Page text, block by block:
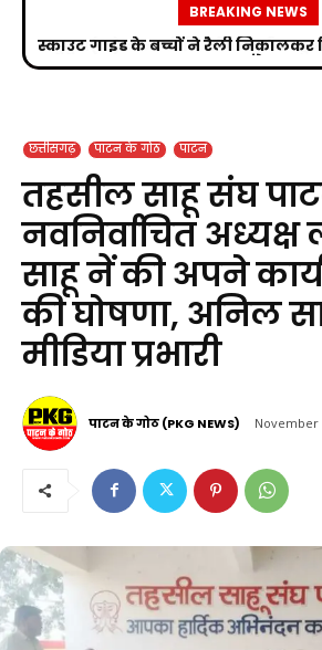
BREAKING NEWS
स्काउट गाइड के बच्चों ने रैली निकालकर
का संदेश
छत्तीसगढ़ पाटन के गोठ पाटन
तहसील साहू संघ
नवनिर्वाचित अध्यक्ष
साहू नें की अपने
की घोषणा, अनिल
मीडिया प्रभारी
पाटन के गोठ (PKG NEWS) November